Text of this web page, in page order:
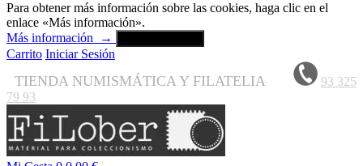
Para obtener más información sobre las cookies, haga clic en el
enlace «Más información».
Más información
→
Carrito Iniciar Sesión
TIENDA NUMISMÁTICA Y FILATELIA
93 325
79 93